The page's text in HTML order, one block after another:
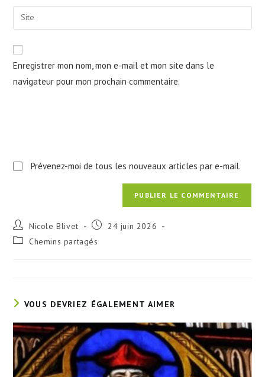
comment
email
address
Saisir
l’URL
votre
site
(facultatif)
Enregistrer mon nom, mon e-mail et mon site dans le
navigateur pour mon prochain commentaire.
Prévenez-moi de tous les nouveaux articles par e-mail.
Auteur/autrice
de
la
Nicole Blivet
Publication
24 juin 2026
Post Chemins partagés
VOUS DEVRIEZ ÉGALEMENT AIMER